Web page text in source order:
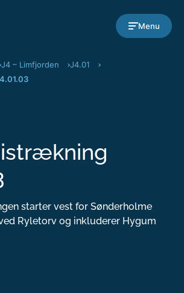
Menu
J4 – Limfjorden
J4.01
starter vest for Sønderholme
Ryletorv og inkluderer Hygum